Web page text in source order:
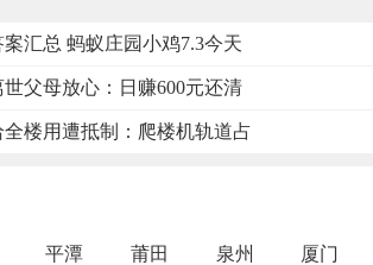
汇总 蚂蚁庄园小鸡7.3今天
父母放心：日赚600元还清
楼用遭抵制：爬楼机轨道占
平潭 莆田 泉州 厦门